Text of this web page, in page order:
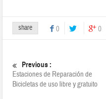
share 0 0
Previous :
Estaciones de Reparación de
Bicicletas de uso libre y gratuito